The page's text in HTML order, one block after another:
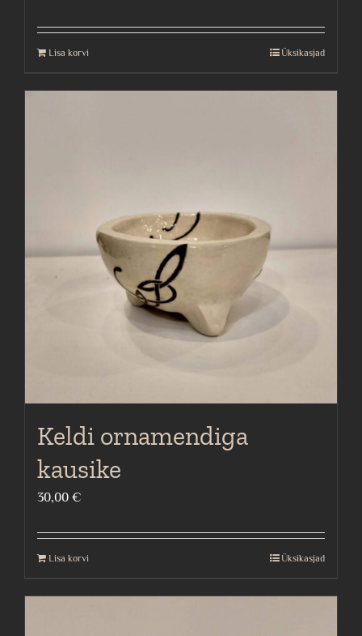
Lisa korvi Üksikasjad
Keldi ornamendiga
kausike
30,00 €
Lisa korvi Üksikasjad